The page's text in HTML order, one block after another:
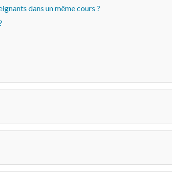
dans un même cours ?